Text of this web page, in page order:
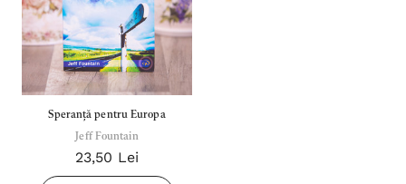
Speranță pentru Europa
Jeff Fountain
23,50 Lei